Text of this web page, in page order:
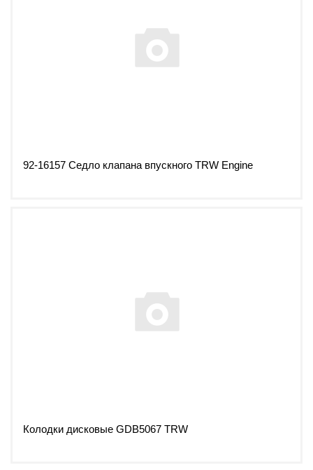
92-16157 Седло клапана впускного TRW Engine
Колодки дисковые GDB5067 TRW